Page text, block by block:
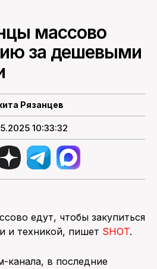
ПО САЙТУ
массово
за дешевыми
Рязанцев
10:33:32
едут, чтобы закупиться
и техникой, пишет SHOT.
канала, в последние